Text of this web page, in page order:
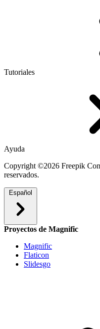
Tutoriales
Ayuda
Copyright ©2026 Freepik
reservados.
Español
Proyectos de Magnific
Magnific
Flaticon
Slidesgo